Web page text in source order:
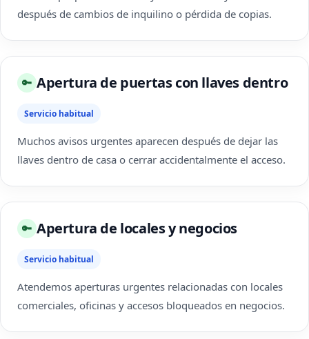
después de cambios de inquilino o pérdida de copias.
🔑 Apertura de puertas con llaves dentro
Servicio habitual
Muchos avisos urgentes aparecen después de dejar las
llaves dentro de casa o cerrar accidentalmente el acceso.
🔑 Apertura de locales y negocios
Servicio habitual
Atendemos aperturas urgentes relacionadas con locales
comerciales, oficinas y accesos bloqueados en negocios.